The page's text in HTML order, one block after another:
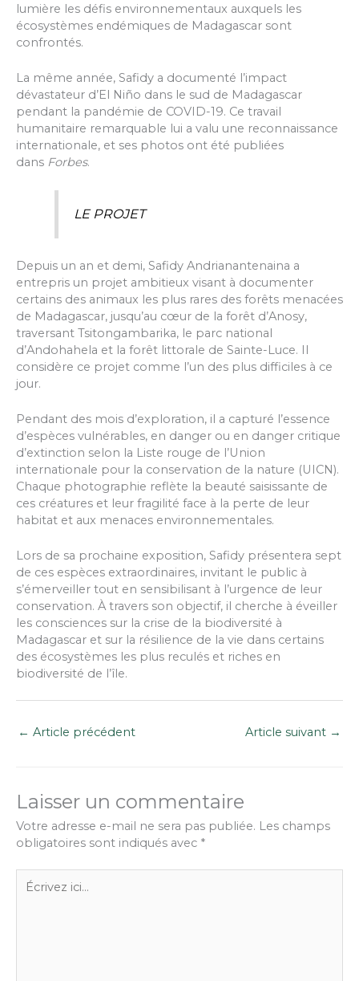
lumière les défis environnementaux auxquels les
écosystèmes endémiques de Madagascar sont
confrontés.
La même année, Safidy a documenté l’impact
dévastateur d’El Niño dans le sud de Madagascar
pendant la pandémie de COVID-19. Ce travail
humanitaire remarquable lui a valu une reconnaissance
internationale, et ses photos ont été publiées
dans Forbes.
LE PROJET
Depuis un an et demi, Safidy Andrianantenaina a
entrepris un projet ambitieux visant à documenter
certains des animaux les plus rares des forêts menacées
de Madagascar, jusqu’au cœur de la forêt d’Anosy,
traversant Tsitongambarika, le parc national
d’Andohahela et la forêt littorale de Sainte-Luce. Il
considère ce projet comme l’un des plus difficiles à ce
jour.
Pendant des mois d’exploration, il a capturé l’essence
d’espèces vulnérables, en danger ou en danger critique
d’extinction selon la Liste rouge de l’Union
internationale pour la conservation de la nature (UICN).
Chaque photographie reflète la beauté saisissante de
ces créatures et leur fragilité face à la perte de leur
habitat et aux menaces environnementales.
Lors de sa prochaine exposition, Safidy présentera sept
de ces espèces extraordinaires, invitant le public à
s’émerveiller tout en sensibilisant à l’urgence de leur
conservation. À travers son objectif, il cherche à éveiller
les consciences sur la crise de la biodiversité à
Madagascar et sur la résilience de la vie dans certains
des écosystèmes les plus reculés et riches en
biodiversité de l’île.
← Article précédent Article suivant →
Laisser un commentaire
Votre adresse e-mail ne sera pas publiée. Les champs
obligatoires sont indiqués avec *
ici…